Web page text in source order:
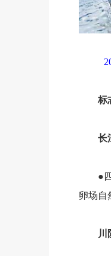
标
长
●
卵场自
川